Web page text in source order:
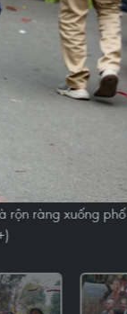
rộn ràng xuống phố